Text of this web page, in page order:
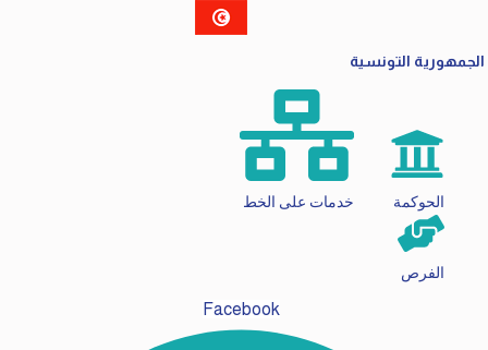
الجمهورية التونسية
الحوكمة خدمات على الخط
الفرص
Facebook